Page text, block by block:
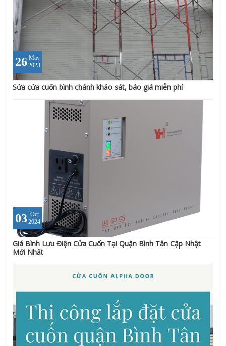
26 May
2023
Sửa cửa cuốn bình chánh khảo sát, báo giá miễn phí
03 Oct
2024
Giá Bình Lưu Điện Cửa Cuốn Tại Quận Bình Tân Cập Nhật
Mới Nhất